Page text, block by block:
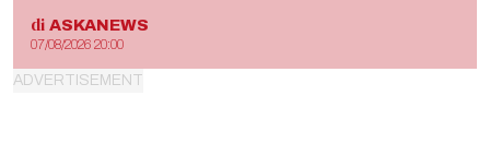
di ASKANEWS
07/08/2026 20:00